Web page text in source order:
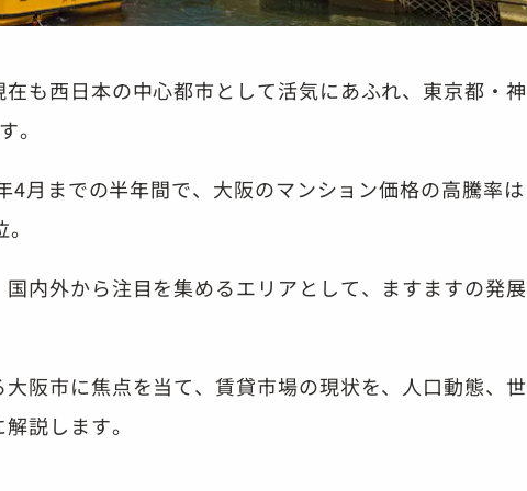
在も西日本の中心都市として活気にあふれ、東京都・神
。
4月までの半年間で、大阪のマンション価格の高騰率は
内外から注目を集めるエリアとして、ますますの発展
阪市に焦点を当て、賃貸市場の現状を、人口動態、世
説します。